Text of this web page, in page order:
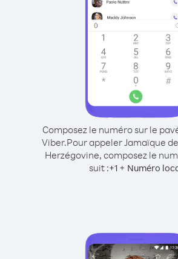
Composez le numéro sur le
Viber.Pour appeler Jamaïque
Herzégovine, composez le
suit :+1+ Numéro